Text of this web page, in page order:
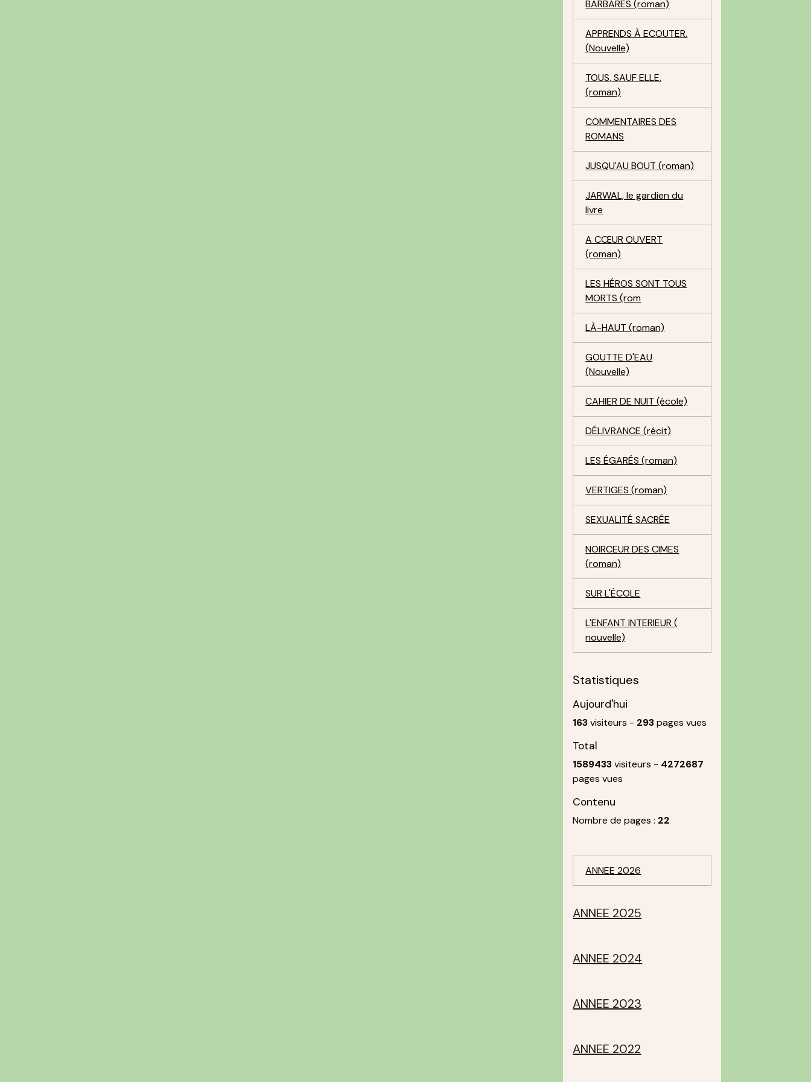
BARBARES (roman)
APPRENDS À ECOUTER.
(Nouvelle)
TOUS, SAUF ELLE.
(roman)
COMMENTAIRES DES
ROMANS
JUSQU'AU BOUT (roman)
JARWAL, le gardien du
livre
A CŒUR OUVERT
(roman)
LES HÉROS SONT TOUS
MORTS (rom
LÀ-HAUT (roman)
GOUTTE D'EAU
(Nouvelle)
CAHIER DE NUIT (école)
DÉLIVRANCE (récit)
LES ÉGARÉS (roman)
VERTIGES (roman)
SEXUALITÉ SACRÉE
NOIRCEUR DES CIMES
(roman)
SUR L'ÉCOLE
L'ENFANT INTERIEUR (
nouvelle)
Statistiques
Aujourd'hui
163visiteurs - 293pages vues
Total
1589433visiteurs - 4272687
pages vues
Contenu
Nombre de pages : 22
ANNEE 2026
ANNEE 2025
ANNEE 2024
ANNEE 2023
ANNEE 2022